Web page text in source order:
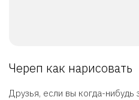
Череп как нарисовать
Друзья, если вы когда-нибудь